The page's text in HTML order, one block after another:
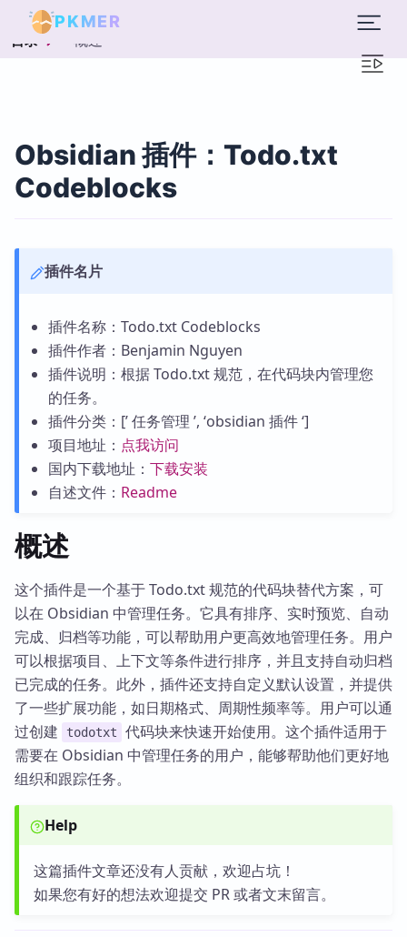
PKMER
目录 概述
Obsidian 插件：Todo.txt
Codeblocks
插件名片
插件名称：Todo.txt Codeblocks
插件作者：Benjamin Nguyen
插件说明：根据 Todo.txt 规范，在代码块内管理您
的任务。
插件分类：[’ 任务管理 ’, ‘obsidian 插件 ‘]
项目地址： 点我访问
国内下载地址： 下载安装
自述文件： Readme
概述
这个插件是一个基于 Todo.txt 规范的代码块替代方案，可
以在 Obsidian 中管理任务。它具有排序、实时预览、自动
完成、归档等功能，可以帮助用户更高效地管理任务。用户
可以根据项目、上下文等条件进行排序，并且支持自动归档
已完成的任务。此外，插件还支持自定义默认设置，并提供
了一些扩展功能，如日期格式、周期性频率等。用户可以通
过创建
todotxt
代码块来快速开始使用。这个插件适用于
需要在 Obsidian 中管理任务的用户，能够帮助他们更好地
组织和跟踪任务。
Help
这篇插件文章还没有人贡献，欢迎占坑！
如果您有好的想法欢迎提交 PR 或者文末留言。